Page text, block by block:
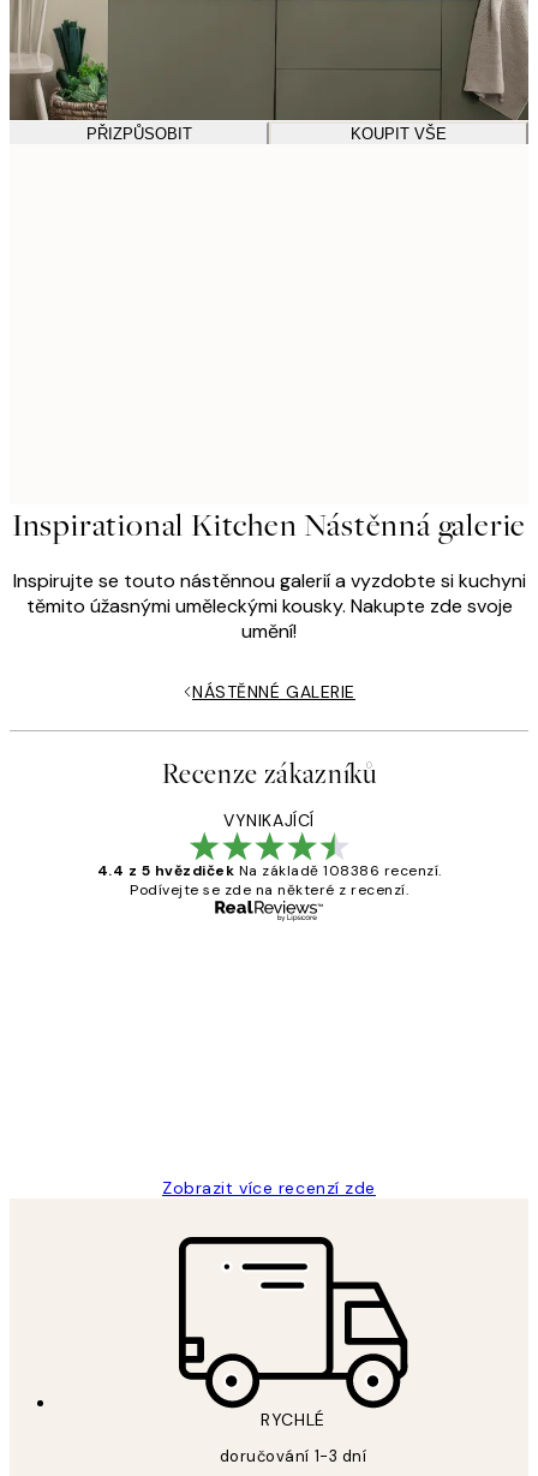
PŘIZPŮSOBIT KOUPIT VŠE
Inspirational Kitchen Nástěnná galerie
Inspirujte se touto nástěnnou galerií a vyzdobte si kuchyni
těmito úžasnými uměleckými kousky. Nakupte zde svoje
umění!
NÁSTĚNNÉ GALERIE
Recenze zákazníků
VYNIKAJÍCÍ
4.4 z 5 hvězdiček Na základě 108386 recenzí.
Podívejte se zde na některé z recenzí.
Zobrazit více recenzí zde
RYCHLÉ
doručování 1-3 dní